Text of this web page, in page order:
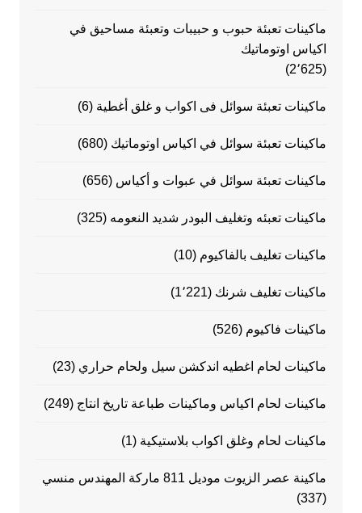
ماكينات تعبئة حبوب و حبيبات وتعبئة مساحيق في
اكياس اوتوماتيك
(2٬625)
ماكينات تعبئة سوائل فى اكواب و غلق أغطية (6)
ماكينات تعبئة سوائل في اكياس اوتوماتيك (680)
ماكينات تعبئة سوائل في عبوات و أكياس (656)
ماكينات تعبئه وتغليف البودر شديد النعومه (325)
ماكينات تغليف بالفاكيوم (10)
ماكينات تغليف شرنك (1٬221)
ماكينات فاكيوم (526)
ماكينات لحام اغطيه اندكشن سيل ولحام حراري (23)
ماكينات لحام اكياس وماكينات طباعة تاريخ انتاج (249)
ماكينات لحام وغلق اكواب بلاستيكية (1)
ماكينة عصر الزيوت موديل 811 ماركة المهندس منسي
(337)